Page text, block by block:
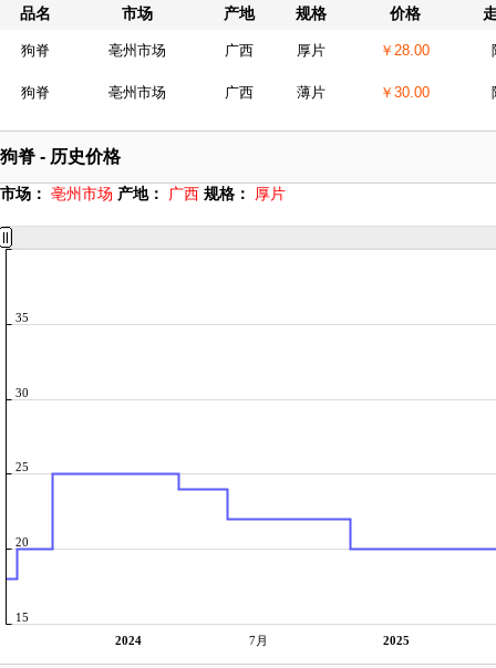
品名 市场 产地 规格 价格
狗脊 亳州市场 广西 厚片 ￥28.00
狗脊 亳州市场 广西 薄片 ￥30.00
狗脊 - 历史价格
市场： 亳州市场 产地： 广西 规格： 厚片
2024 7月 2025
15
20
25
30
35